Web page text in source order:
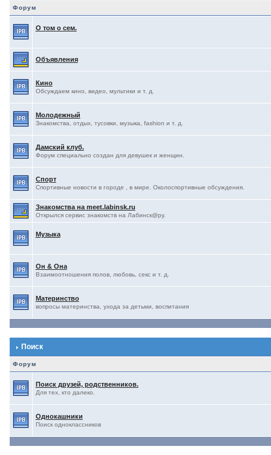
Форум
О том о сем.
Объявления
Кино
Обсуждаем кино, видео, мультики и т. д.
Молодежный
Знакомства, отдых, тусовки, музыка, fashion и т. д.
Дамский клуб.
Форум специально создан для девушек и женщин.
Спорт
Спортивные новости в городе , в мире. Околоспортивные обсуждения.
Знакомства на meet.labinsk.ru
Открылся сервис знакомств на Лабинск@ру.
Музыка
Он & Она
Взаимоотношения полов, любовь, секс и т. д.
Материнство
вопросы материнства, ухода за детьми, воспитания
Поиск
Форум
Поиск друзей, родственников.
Для тех, кто далеко.
Однокашники
Поиск одноклассников